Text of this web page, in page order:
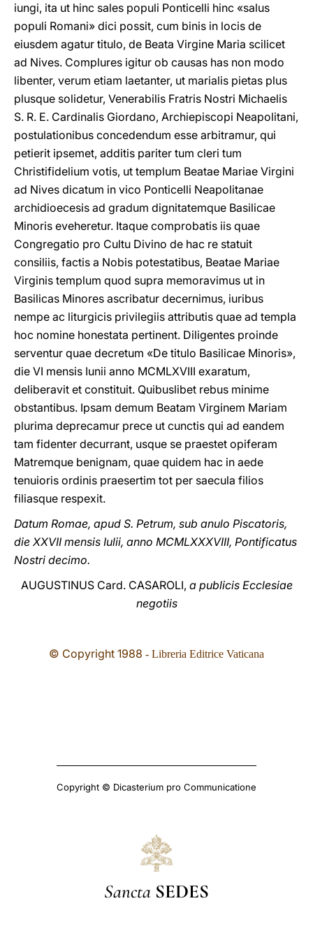
iungi, ita ut hinc sales populi Ponticelli hinc «salus
populi Romani» dici possit, cum binis in locis de
eiusdem agatur titulo, de Beata Virgine Maria scilicet
ad Nives. Complures igitur ob causas has non modo
libenter, verum etiam laetanter, ut marialis pietas plus
plusque solidetur, Venerabilis Fratris Nostri Michaelis
S. R. E. Cardinalis Giordano, Archiepiscopi Neapolitani,
postulationibus concedendum esse arbitramur, qui
petierit ipsemet, additis pariter tum cleri tum
Christifidelium votis, ut templum Beatae Mariae Virgini
ad Nives dicatum in vico Ponticelli Neapolitanae
archidioecesis ad gradum dignitatemque Basilicae
Minoris eveheretur. Itaque comprobatis iis quae
Congregatio pro Cultu Divino de hac re statuit
consiliis, factis a Nobis potestatibus, Beatae Mariae
Virginis templum quod supra memoravimus ut in
Basilicas Minores ascribatur decernimus, iuribus
nempe ac liturgicis privilegiis attributis quae ad templa
hoc nomine honestata pertinent. Diligentes proinde
serventur quae decretum «De titulo Basilicae Minoris»,
die VI mensis Iunii anno MCMLXVIII exaratum,
deliberavit et constituit. Quibuslibet rebus minime
obstantibus. Ipsam demum Beatam Virginem Mariam
plurima deprecamur prece ut cunctis qui ad eandem
tam fidenter decurrant, usque se praestet opiferam
Matremque benignam, quae quidem hac in aede
tenuioris ordinis praesertim tot per saecula filios
filiasque respexit.
Datum Romae, apud S. Petrum, sub anulo Piscatoris,
die XXVII mensis Iulii, anno MCMLXXXVIII, Pontificatus
Nostri decimo.
AUGUSTINUS Card. CASAROLI, a publicis Ecclesiae
negotiis
© Copyright 1988 - Libreria Editrice Vaticana
Copyright © Dicasterium pro Communicatione
Sancta SEDES